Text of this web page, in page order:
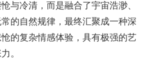
与冷清，而是融合了宇宙浩渺、
的自然规律，最终汇聚成一种深
的复杂情感体验，具有极强的艺
。